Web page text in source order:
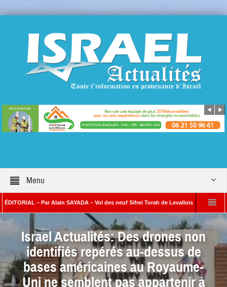
Menu
– Par Alain SAYADA – Vol des neuf Sifrei Torah de Levallois : jusqu’à quand le
SAYADA Benjamin Netanyahou à l’Iran : « Si vous nous attaquez, notre
Israel Actualités: Des drones non
identifiés repérés au-dessus de
bases américaines au Royaume-
Uni ne semblent pas appartenir à